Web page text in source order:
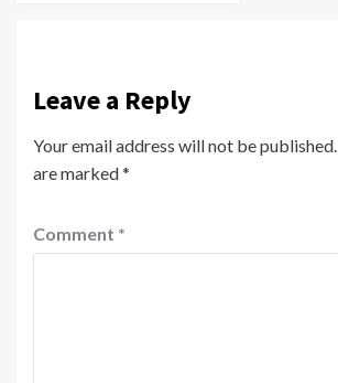
Leave a Reply
Your email address will not be published.
are marked*
Comment *